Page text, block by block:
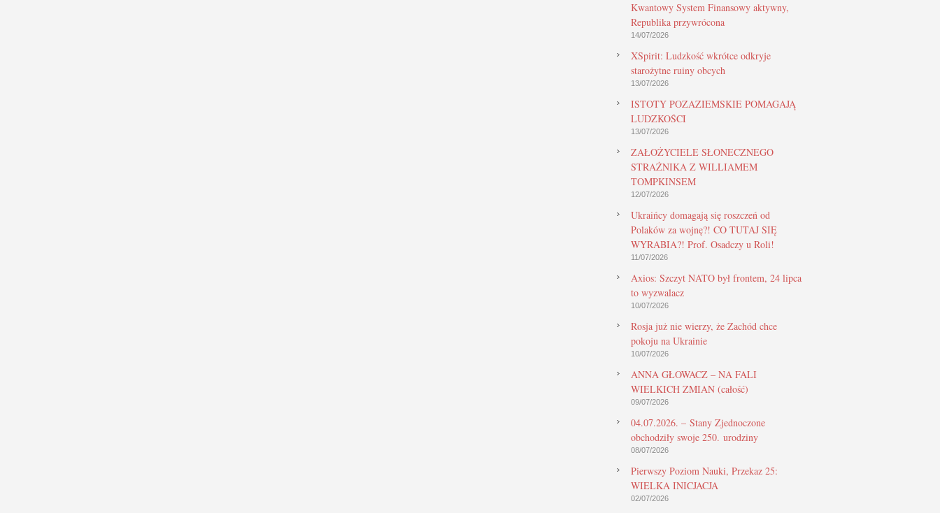
Kwantowy System Finansowy aktywny,
Republika przywrócona
14/07/2026
XSpirit: Ludzkość wkrótce odkryje
starożytne ruiny obcych
13/07/2026
ISTOTY POZAZIEMSKIE POMAGAJĄ
LUDZKOŚCI
13/07/2026
ZAŁOŻYCIELE SŁONECZNEGO
STRAŻNIKA Z WILLIAMEM
TOMPKINSEM
12/07/2026
Ukraińcy domagają się roszczeń od
Polaków za wojnę?! CO TUTAJ SIĘ
WYRABIA?! Prof. Osadczy u Roli!
11/07/2026
Axios: Szczyt NATO był frontem, 24 lipca
to wyzwalacz
10/07/2026
Rosja już nie wierzy, że Zachód chce
pokoju na Ukrainie
10/07/2026
ANNA GŁOWACZ – NA FALI
WIELKICH ZMIAN (całość)
09/07/2026
04.07.2026. – Stany Zjednoczone
obchodziły swoje 250. urodziny
08/07/2026
Pierwszy Poziom Nauki, Przekaz 25:
WIELKA INICJACJA
02/07/2026